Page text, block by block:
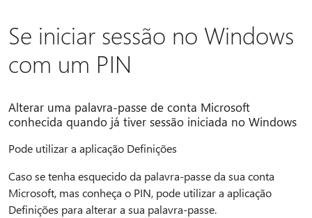
Se iniciar sessão no Windows
com um PIN
Alterar uma palavra-passe de conta Microsoft
conhecida quando já tiver sessão iniciada no Windows
Pode utilizar a aplicação Definições
Caso se tenha esquecido da palavra-passe da sua conta
Microsoft, mas conheça o PIN, pode utilizar a aplicação
Definições para alterar a sua palavra-passe.